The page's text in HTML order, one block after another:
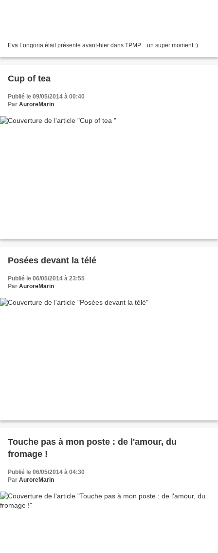
Eva Longoria était présente avant-hier dans TPMP ...un super moment :)
Cup of tea
Publié le 09/05/2014 à 00:40
Par AuroreMarin
Posées devant la télé
Publié le 06/05/2014 à 23:55
Par AuroreMarin
Touche pas à mon poste : de l'amour, du
fromage !
Publié le 06/05/2014 à 04:30
Par AuroreMarin